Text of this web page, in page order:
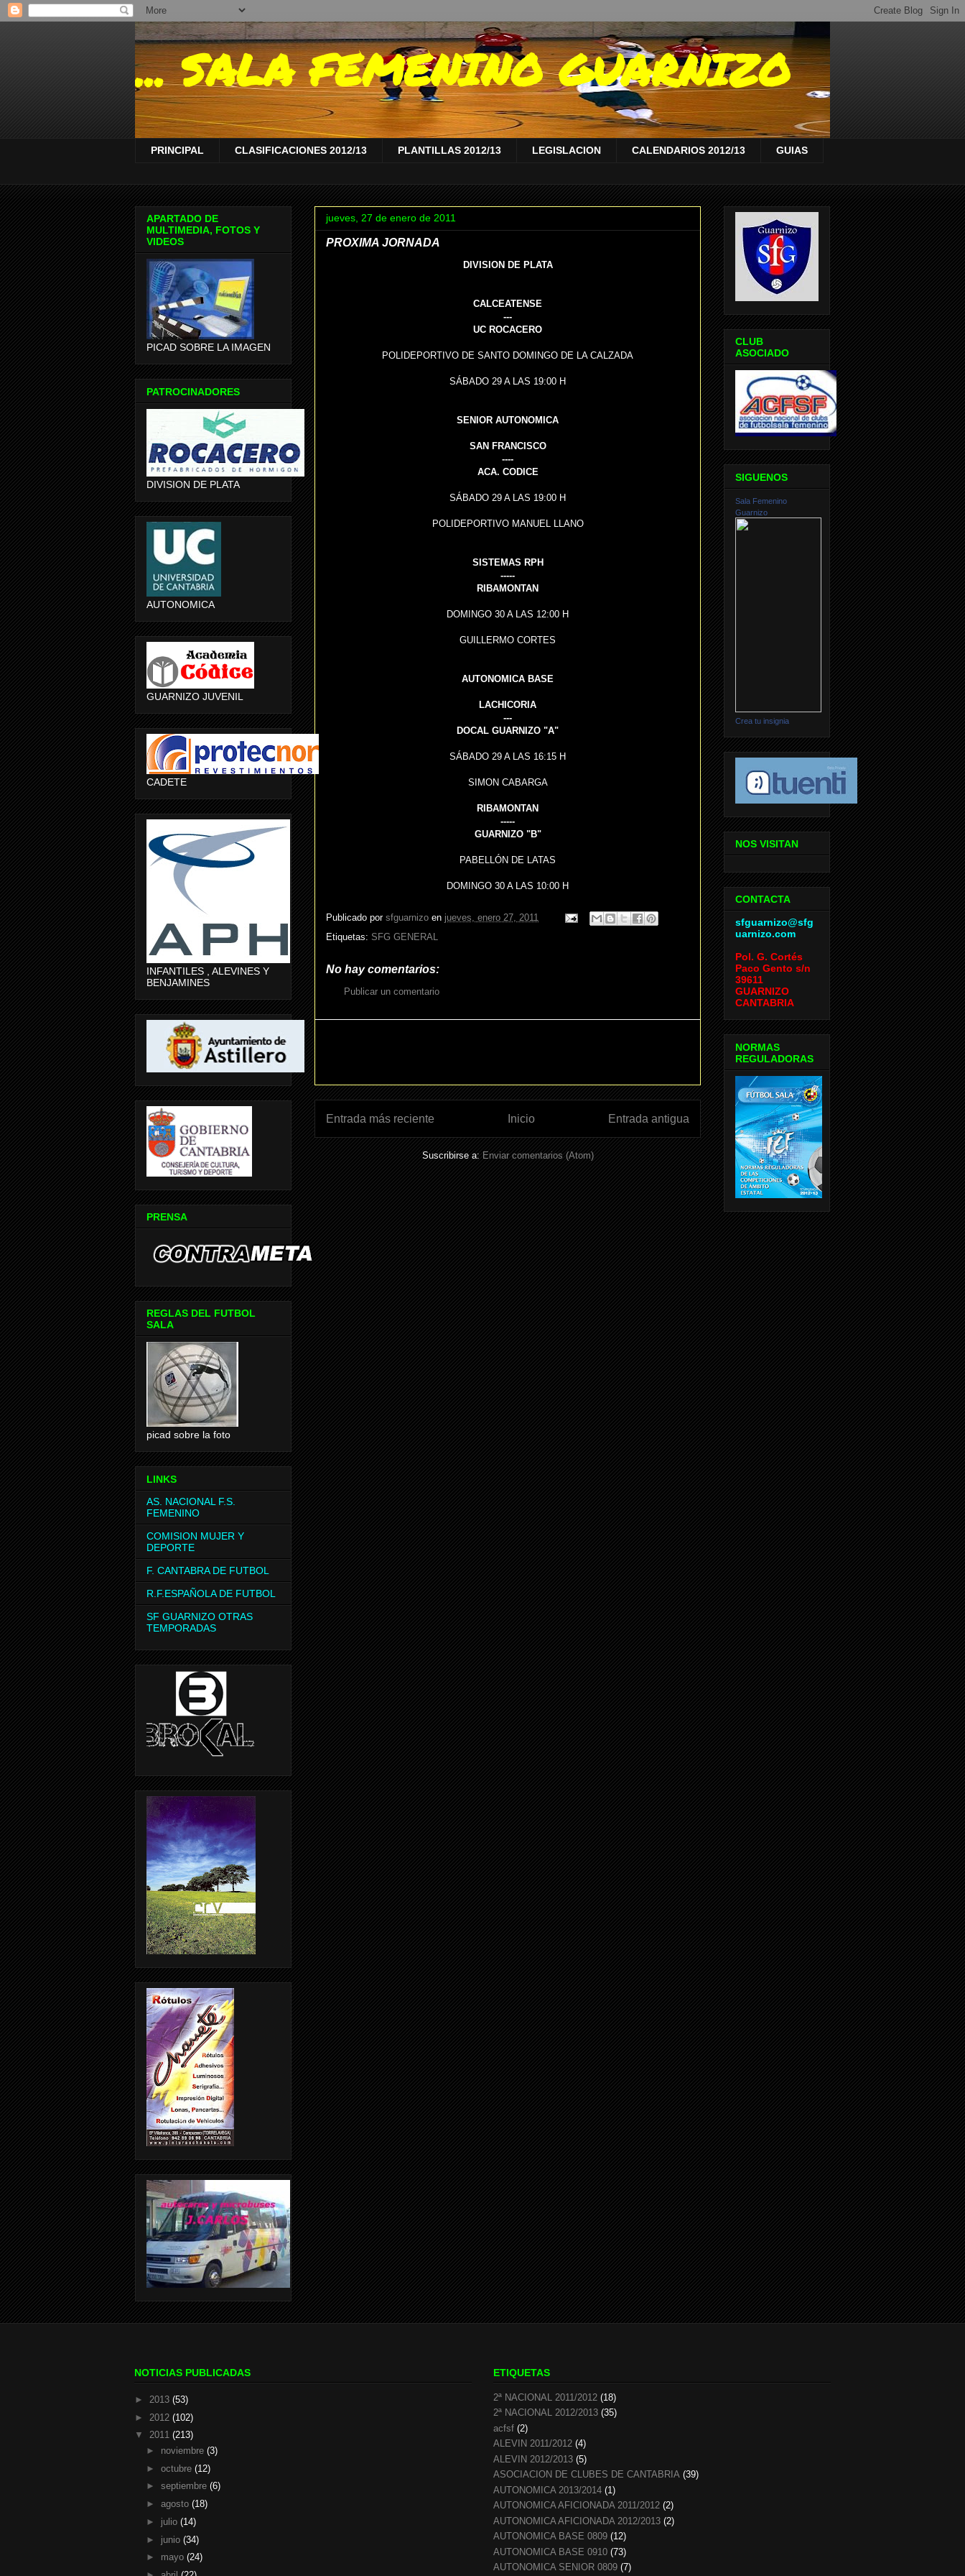
... SALA FEMENINO GUARNIZO
PRINCIPAL CLASIFICACIONES 2012/13 PLANTILLAS 2012/13 LEGISLACION CALENDARIOS 2012/13 GUIAS
jueves, 27 de enero de 2011
PROXIMA JORNADA
DIVISION DE PLATA
CALCEATENSE
---
UC ROCACERO
POLIDEPORTIVO DE SANTO DOMINGO DE LA CALZADA
SÁBADO 29 A LAS 19:00 H
SENIOR AUTONOMICA
SAN FRANCISCO
----
ACA. CODICE
SÁBADO 29 A LAS 19:00 H
POLIDEPORTIVO MANUEL LLANO
SISTEMAS RPH
-----
RIBAMONTAN
DOMINGO 30 A LAS 12:00 H
GUILLERMO CORTES
AUTONOMICA BASE
LACHICORIA
---
DOCAL GUARNIZO "A"
SÁBADO 29 A LAS 16:15 H
SIMON CABARGA
RIBAMONTAN
-----
GUARNIZO "B"
PABELLÓN DE LATAS
DOMINGO 30 A LAS 10:00 H
Publicado por sfguarnizo en jueves, enero 27, 2011
Etiquetas: SFG GENERAL
No hay comentarios:
Publicar un comentario
Entrada más reciente Entrada antigua
Inicio
Suscribirse a: Enviar comentarios (Atom)
APARTADO DE
MULTIMEDIA, FOTOS Y
VIDEOS
PICAD SOBRE LA IMAGEN
PATROCINADORES
DIVISION DE PLATA
AUTONOMICA
GUARNIZO JUVENIL
CADETE
INFANTILES , ALEVINES Y
BENJAMINES
PRENSA
REGLAS DEL FUTBOL
SALA
picad sobre la foto
LINKS
AS. NACIONAL F.S.
FEMENINO
COMISION MUJER Y
DEPORTE
F. CANTABRA DE FUTBOL
R.F.ESPAÑOLA DE FUTBOL
SF GUARNIZO OTRAS
TEMPORADAS
CLUB
ASOCIADO
SIGUENOS
Sala Femenino
Guarnizo
Crea tu insignia
NOS VISITAN
CONTACTA
sfguarnizo@sfg
uarnizo.com
Pol. G. Cortés
Paco Gento s/n
39611
GUARNIZO
CANTABRIA
NORMAS
REGULADORAS
NOTICIAS PUBLICADAS
► 2013 (53)
► 2012 (102)
▼ 2011 (213)
► noviembre (3)
► octubre (12)
► septiembre (6)
► agosto (18)
► julio (14)
► junio (34)
► mayo (24)
ETIQUETAS
2ª NACIONAL 2011/2012 (18)
2ª NACIONAL 2012/2013 (35)
acfsf (2)
ALEVIN 2011/2012 (4)
ALEVIN 2012/2013 (5)
ASOCIACION DE CLUBES DE CANTABRIA (39)
AUTONOMICA 2013/2014 (1)
AUTONOMICA AFICIONADA 2011/2012 (2)
AUTONOMICA AFICIONADA 2012/2013 (2)
AUTONOMICA BASE 0809 (12)
AUTONOMICA BASE 0910 (73)
AUTONOMICA SENIOR 0809 (7)